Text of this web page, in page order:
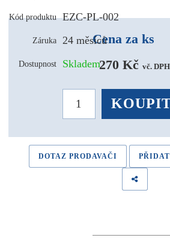
Kód produktu EZC-PL-002
Záruka 24 měsíců
Dostupnost Skladem
Cena za ks
270 Kč vč. DPH
DOTAZ PRODAVAČI